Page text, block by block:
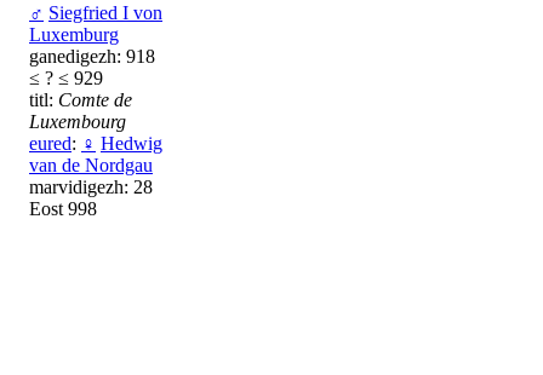
♂ Siegfried I von
Luxemburg
ganedigezh: 918
≤ ? ≤ 929
titl: Comte de
Luxembourg
eured: ♀ Hedwig
van de Nordgau
marvidigezh: 28
Eost 998